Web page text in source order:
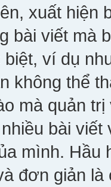
xuất
bài viết mà
ví dụ
không thể
mà quản
bài
mình. Hầu
đơn giản